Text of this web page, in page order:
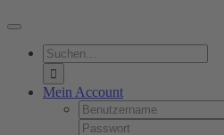
Toggle
Navigation
Suche
nach:
Mein Account
Username:
Password: